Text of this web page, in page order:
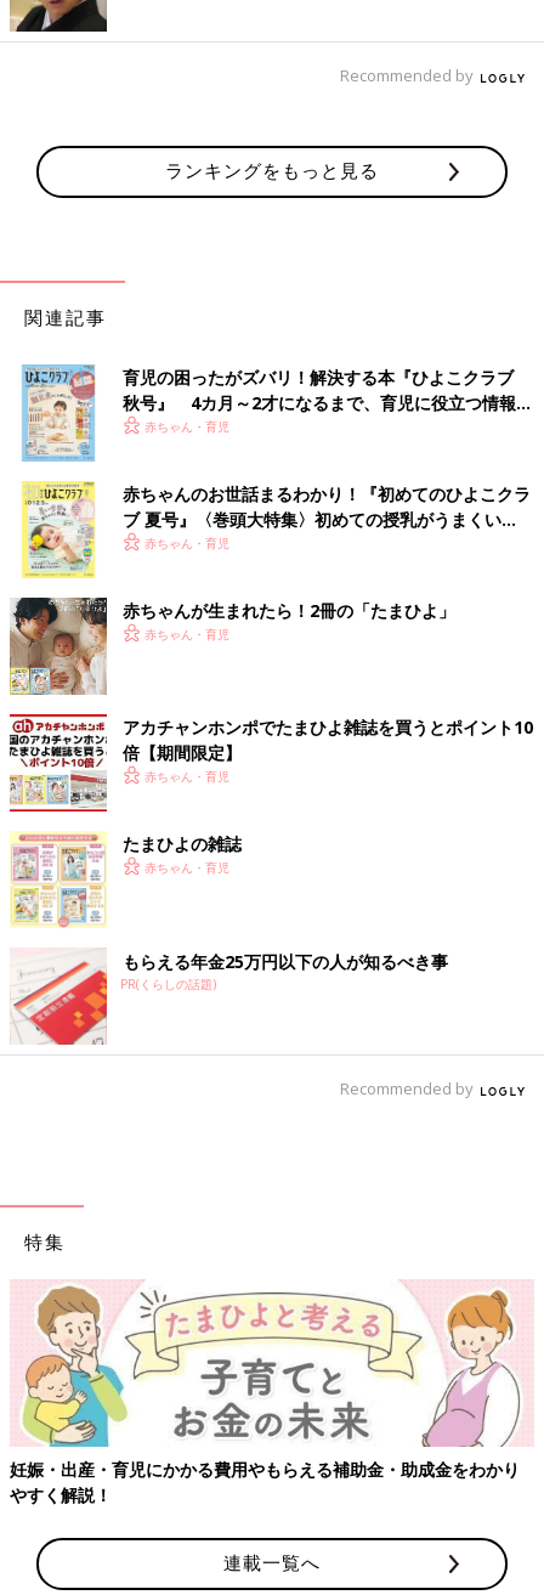
Recommended by
ランキングをもっと見る
関連記事
育児の困ったがズバリ！解決する本『ひよこクラブ
秋号』 4カ月～2才になるまで、育児に役立つ情報が
いっぱい！
赤ちゃん・育児
赤ちゃんのお世話まるわかり！『初めてのひよこクラ
ブ 夏号』〈巻頭大特集〉初めての授乳がうまくい
く！ おっぱい・ミルクの基本と夏のトラブル 解決テ
赤ちゃん・育児
赤ちゃんが生まれたら！2冊の「たまひよ」
赤ちゃん・育児
アカチャンホンポでたまひよ雑誌を買うとポイント10
倍【期間限定】
赤ちゃん・育児
たまひよの雑誌
赤ちゃん・育児
もらえる年金25万円以下の人が知るべき事
PR(くらしの話題)
Recommended by
特集
助金・助成金をわかり
【ワクチン接種できるものも】妊婦の感
連載一覧へ